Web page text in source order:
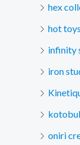
hex
hot toys
infinity
iron
oniri